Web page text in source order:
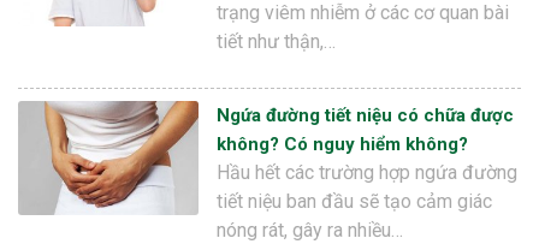
trạng viêm nhiễm ở các cơ quan bài
tiết như thận,…
Ngứa đường tiết niệu có chữa được
không? Có nguy hiểm không?
Hầu hết các trường hợp ngứa đường
tiết niệu ban đầu sẽ tạo cảm giác
nóng rát, gây ra nhiều…